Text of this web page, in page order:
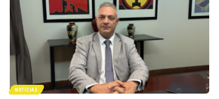
NOTÍCIAS